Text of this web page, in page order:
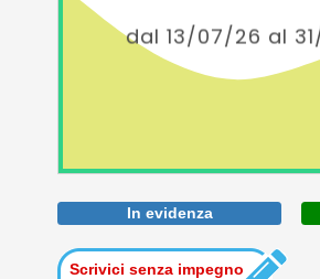
In evidenza
Scrivici senza impegno